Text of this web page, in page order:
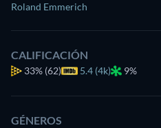
Roland Emmerich
CALIFICACIÓN
33% (62) 5.4 (4k) 9%
GÉNEROS